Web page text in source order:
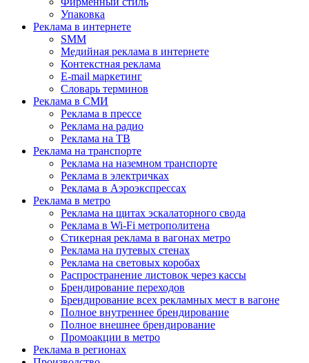
Упаковка
Реклама в интернете
SMM
Медийная реклама в интернете
Контекстная реклама
E-mail маркетинг
Словарь терминов
Реклама в СМИ
Реклама в прессе
Реклама на радио
Реклама на ТВ
Реклама на транспорте
Реклама на наземном транспорте
Реклама в электричках
Реклама в Аэроэкспрессах
Реклама в метро
Реклама на щитах эскалаторного свода
Реклама в Wi-Fi метрополитена
Стикерная реклама в вагонах метро
Реклама на путевых стенах
Реклама на световых коробах
Распространение листовок через кассы
Брендирование переходов
Брендирование всех рекламных мест в вагоне
Полное внутреннее брендирование
Полное внешнее брендирование
Промоакции в метро
Реклама в регионах